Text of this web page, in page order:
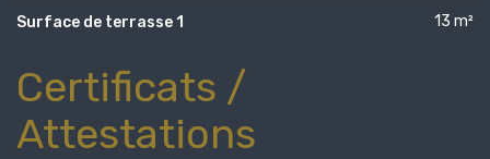
Surface de terrasse 1 13 m²
Certificats /
Attestations